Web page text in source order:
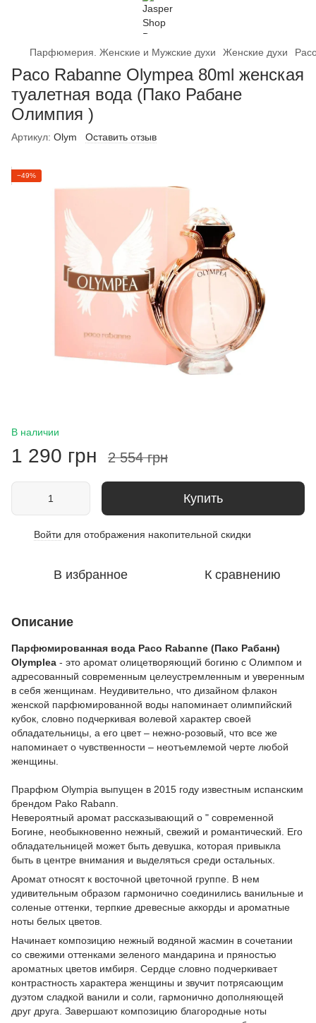
Парфюмерия. Женские и Мужские духи Женские духи
Paco Rabannе Olympea 80ml женская
туалетная вода (Пако Рабане
Олимпия )
Артикул: Olym Оставить отзыв
−49%
В наличии
1 290 грн 2 554 грн
Купить
Войти для отображения накопительной скидки
В избранное К сравнению
Описание
Парфюмированная вода Paco Rabanne (Пако Рабанн)
Olymplea - это аромат олицетворяющий богиню с Олимпом и
адресованный современным целеустремленным и уверенным
в себя женщинам. Неудивительно, что дизайном флакон
женской парфюмированной воды напоминает олимпийский
кубок, словно подчеркивая волевой характер своей
обладательницы, а его цвет – нежно-розовый, что все же
напоминает о чувственности – неотъемлемой черте любой
женщины.
Прарфюм Olympia выпущен в 2015 году известным испанским
брендом Pako Rabann.
Невероятный аромат рассказывающий о " современной
Богине, необыкновенно нежный, свежий и романтический. Его
обладательницей может быть девушка, которая привыкла
быть в центре внимания и выделяться среди остальных.
Аромат относят к восточной цветочной группе. В нем
удивительным образом гармонично соединились ванильные и
соленые оттенки, терпкие древесные аккорды и ароматные
ноты белых цветов.
Начинает композицию нежный водяной жасмин в сочетании
со свежими оттенками зеленого мандарина и пряностью
ароматных цветов имбиря. Сердце словно подчеркивает
контрастность характера женщины и звучит потрясающим
дуэтом сладкой ванили и соли, гармонично дополняющей
друг друга. Завершают композицию благородные ноты